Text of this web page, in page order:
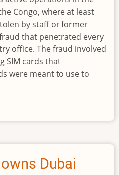
Congo, where at least
by staff or former
that penetrated every
office. The fraud involved
SIM cards that
were meant to use to
Dubai